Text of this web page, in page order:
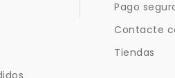
Pago
Contacte
Tiendas